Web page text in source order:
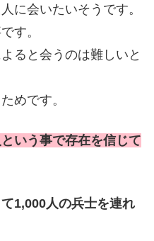
に会いたいそうです。
す。
ると会うのは難しいと
めです。
いう事で存在を信じて
て1,000人の兵士を連れ